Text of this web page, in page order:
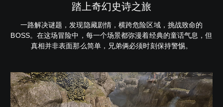
踏上奇幻史诗之旅
一路解决谜题，发现隐藏剧情，横跨危险区域，挑战致命的
BOSS。在这场冒险中，每一个场景都弥漫着经典的童话气息，但
真相并非表面那么简单，兄弟俩必须时刻保持警惕。